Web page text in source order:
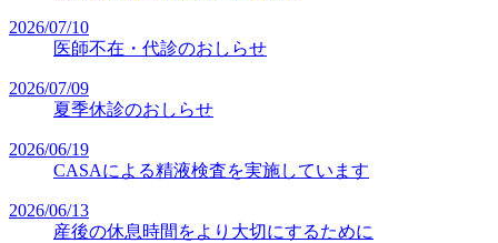
2026/07/10
医師不在・代診のおしらせ
2026/07/09
夏季休診のおしらせ
2026/06/19
CASAによる精液検査を実施しています
2026/06/13
産後の休息時間をより大切にするために